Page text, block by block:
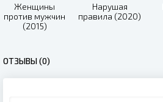
Женщины
против мужчин
(2015)
Нарушая
правила (2020)
ОТЗЫВЫ (0)